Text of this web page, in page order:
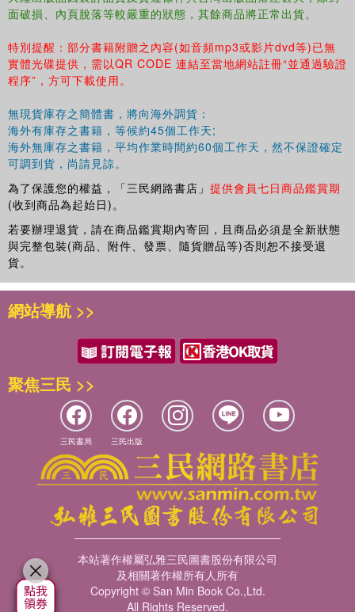
面破損、內頁脫落等較嚴重的狀態，其餘商品將正常出貨。
特別提醒：部分書籍附贈之內容(如音頻mp3或影片dvd等)已無
實體光碟提供，需以QR CODE 連結至當地網站註冊“並通過驗證
程序”，方可下載使用。
無現貨庫存之簡體書，將向海外調貨：
海外有庫存之書籍，等候約45個工作天;
海外無庫存之書籍，平均作業時間約60個工作天，然不保證確定
可調到貨，尚請見諒。
為了保護您的權益，「三民網路書店」 提供會員七日商品鑑賞期
(收到商品為起始日)。
若要辦理退貨，請在商品鑑賞期內寄回，且商品必須是全新狀態
與完整包裝(商品、附件、發票、隨貨贈品等)否則恕不接受退
貨。
網站導航 >>
聚焦三民 >>
三民書局 三民出版
本站著作權屬弘雅三民圖書股份有限公司
及相關著作權所有人所有
Copyright © San Min Book Co.,Ltd.
All Rights Reserved.